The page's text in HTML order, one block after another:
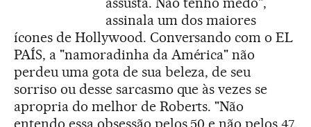
assinala um dos maiores
ícones de Hollywood. Conversando com o EL
PAÍS, a "namoradinha da América" não
perdeu uma gota de sua beleza, de seu
sorriso ou desse sarcasmo que às vezes se
apropria do melhor de Roberts. "Não
entendo essa obsessão pelos 50 e não pelos 47.